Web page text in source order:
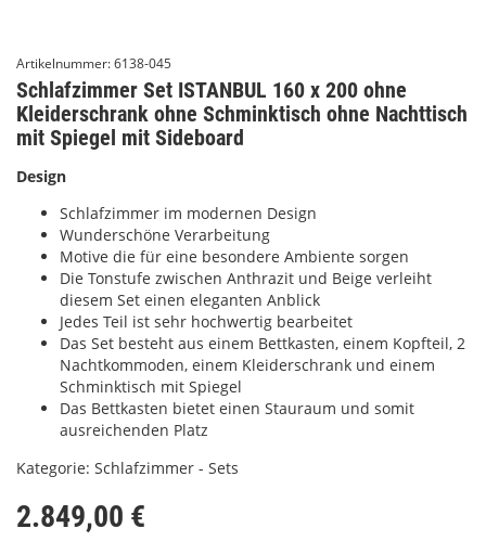
Artikelnummer:6138-045
Schlafzimmer Set ISTANBUL 160 x 200 ohne
Kleiderschrank ohne Schminktisch ohne Nachttisch
mit Spiegel mit Sideboard
Design
Schlafzimmer im modernen Design
Wunderschöne Verarbeitung
Motive die für eine besondere Ambiente sorgen
Die Tonstufe zwischen Anthrazit und Beige verleiht
diesem Set einen eleganten Anblick
Jedes Teil ist sehr hochwertig bearbeitet
Das Set besteht aus einem Bettkasten, einem Kopfteil, 2
Nachtkommoden, einem Kleiderschrank und einem
Schminktisch mit Spiegel
Das Bettkasten bietet einen Stauraum und somit
ausreichenden Platz
Kategorie: Schlafzimmer - Sets
2.849,00 €